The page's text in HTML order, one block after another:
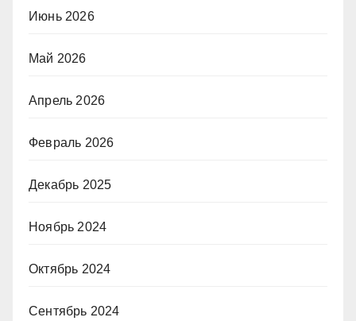
Июнь 2026
Май 2026
Апрель 2026
Февраль 2026
Декабрь 2025
Ноябрь 2024
Октябрь 2024
Сентябрь 2024